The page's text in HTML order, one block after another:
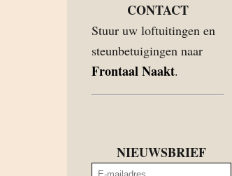
CONTACT
Stuur uw loftuitingen en
steunbetuigingen naar
Frontaal Naakt.
NIEUWSBRIEF